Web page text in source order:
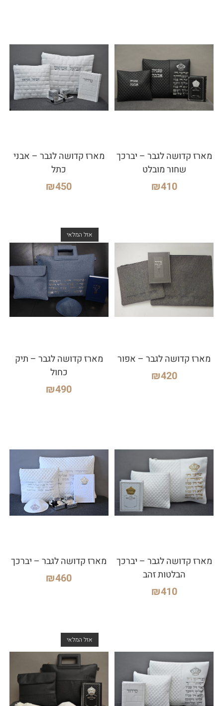
מארז קדושה לגבר – יברכך
שחור מובלט
₪410
מארז קדושה לגבר – אבני
כתל
₪450
מארז קדושה לגבר – אפור
₪420
אזל המלאי
מארז קדושה לגבר – תיק
כחול
₪490
מארז קדושה לגבר – יברכך
הבלטות זהב
₪410
מארז קדושה לגבר – יברכך
₪460
אזל המלאי